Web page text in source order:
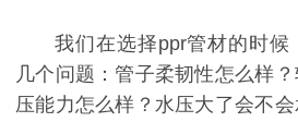
我们在选择ppr管材的时候
几个问题：管子柔韧性怎么样
压能力怎么样？水压大了会不